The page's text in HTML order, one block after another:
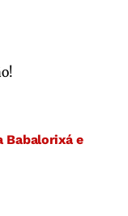
Babalorixá e